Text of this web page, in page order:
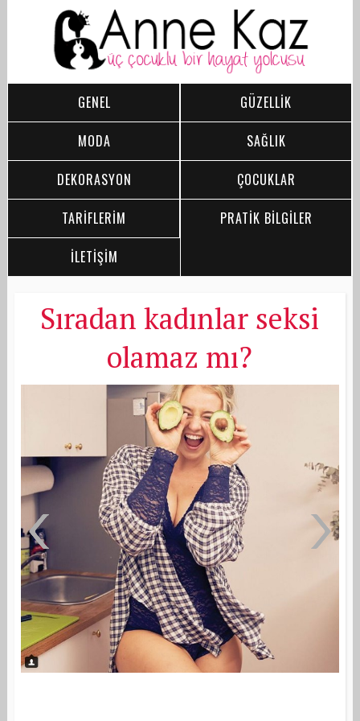
GENEL
GÜZELLİK
MODA
SAĞLIK
DEKORASYON
ÇOCUKLAR
TARİFLERİM
PRATİK BİLGİLER
İLETİŞİM
Sıradan kadınlar seksi
olamaz mı?